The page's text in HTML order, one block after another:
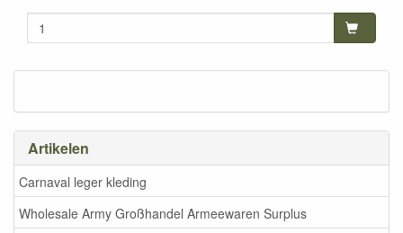
Artikelen
Carnaval leger kleding
Wholesale Army Großhandel Armeewaren Surplus